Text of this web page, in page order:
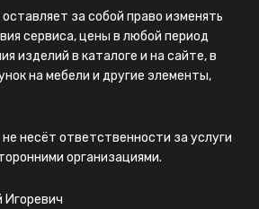
за собой право изменять
сервиса, цены в любой период
изделий в каталоге и на сайте, в
на мебели и другие элементы,
несёт ответственности за услуги
организациями.
Игоревич